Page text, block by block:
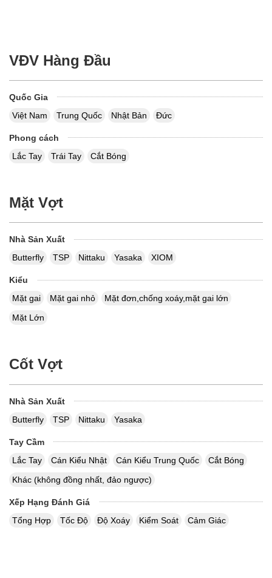
VĐV Hàng Đầu
Quốc Gia
Việt Nam
Trung Quốc Nhật Bản Đức
Phong cách
Lắc Tay
Trái Tay Cắt Bóng
Mặt Vợt
Nhà Sản Xuất
Butterfly
TSP Nittaku Yasaka XIOM
Kiểu
Mặt gai
Mặt gai nhỏ
Mặt đơn,chống xoáy,mặt gai lớn
Mặt Lớn
Cốt Vợt
Nhà Sản Xuất
Butterfly
TSP Nittaku Yasaka
Tay Cầm
Lắc Tay
Cán Kiểu Nhật Cán Kiểu Trung Quốc
Cắt Bóng
Khác (không đồng nhất, đảo ngược)
Xếp Hạng Đánh Giá
Tổng Hợp
Tốc Độ Độ Xoáy Kiểm Soát Cảm Giác